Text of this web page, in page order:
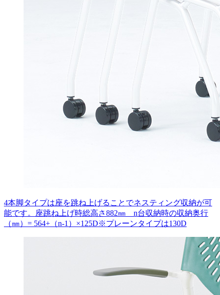
4本脚タイプは座を跳ね上げることでネスティング収納が可
能です。座跳ね上げ時総高さ882㎜ n台収納時の収納奥行
（㎜）= 564+（n-1）×125D※プレーンタイプは130D